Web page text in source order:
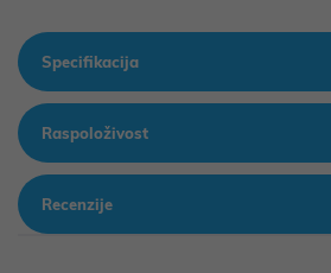
Specifikacija
Raspoloživost
Recenzije